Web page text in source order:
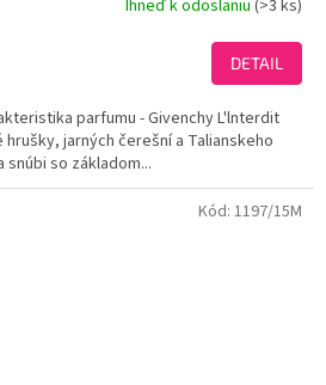
Ihneď k odoslaniu(>3 ks)
DETAIL
parfumu - Givenchy L'lnterdit
jarných čerešní a Talianskeho
so základom...
Kód: 1197/15M